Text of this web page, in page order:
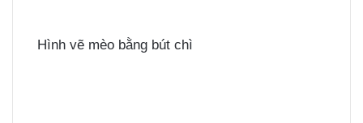
Hình vẽ mèo bằng bút chì